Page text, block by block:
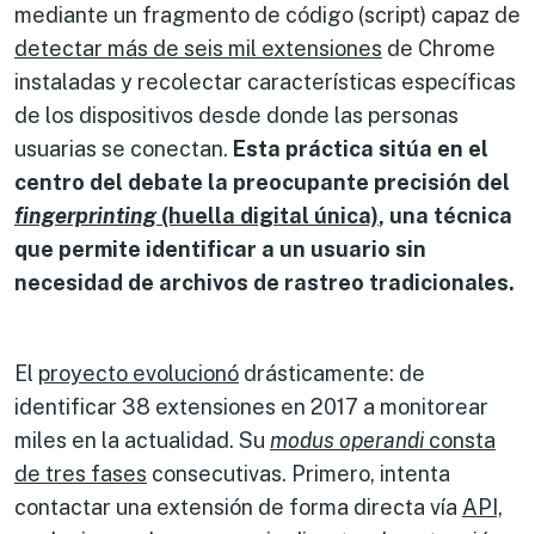
mediante un fragmento de código (script) capaz de
detectar más de seis mil extensiones de Chrome
instaladas y recolectar características específicas
de los dispositivos desde donde las personas
usuarias se conectan. Esta práctica sitúa en el
centro del debate la preocupante precisión del
fingerprinting (huella digital única), una técnica
que permite identificar a un usuario sin
necesidad de archivos de rastreo tradicionales.
El proyecto evolucionó drásticamente: de
identificar 38 extensiones en 2017 a monitorear
miles en la actualidad. Su modus operandiconsta
de tres fases consecutivas. Primero, intenta
contactar una extensión de forma directa vía API,